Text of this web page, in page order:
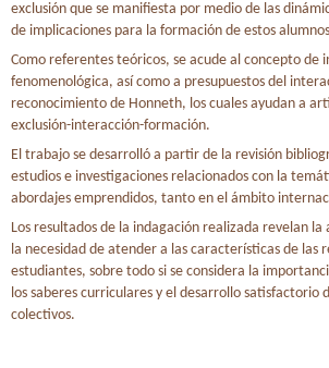
exclusión que se manifiesta por medio de las
de implicaciones para la formación de estos
Como referentes teóricos, se acude al concepto de
fenomenológica, así como a presupuestos del
reconocimiento de Honneth, los cuales ayudan a
exclusión-interacción-formación.
El trabajo se desarrolló a partir de la revisión
estudios e investigaciones relacionados con la
abordajes emprendidos, tanto en el ámbito
Los resultados de la indagación realizada revelan
la necesidad de atender a las características de las
estudiantes, sobre todo si se considera la
los saberes curriculares y el desarrollo satisfactorio
colectivos.